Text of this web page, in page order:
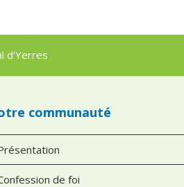
d’Yerres
communauté
de foi